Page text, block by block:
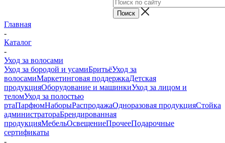
Главная
-
Каталог
-
Уход за волосами
Уход за бородой и усамиБритьёУход за
волосамиМаркетинговая поддержкаДетская
продукцияОборудование и машинкиУход за лицом и
теломУход за полостью
ртаПарфюмНаборыРаспродажаОдноразовая продукцияСтойка
администратораБрендированная
продукцияМебельОсвещениеПрочееПодарочные
сертификаты
-